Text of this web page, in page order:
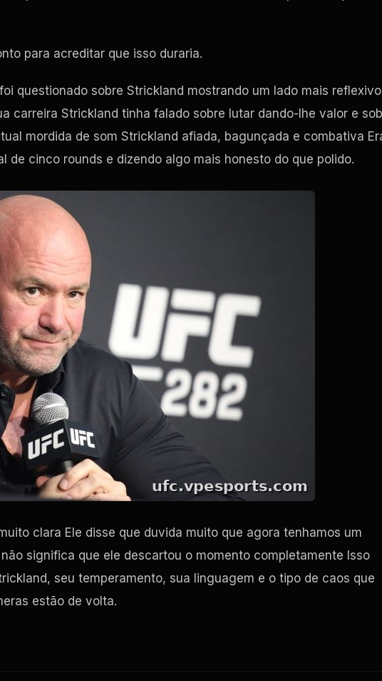
para acreditar que isso duraria.
questionado sobre Strickland mostrando um lado mais reflexivo
carreira Strickland tinha falado sobre lutar dando-lhe valor e
mordida de som Strickland afiada, bagunçada e combativa
de cinco rounds e dizendo algo mais honesto do que polido.
clara Ele disse que duvida muito que agora tenhamos um
significa que ele descartou o momento completamente Isso
seu temperamento, sua linguagem e o tipo de caos que
estão de volta.